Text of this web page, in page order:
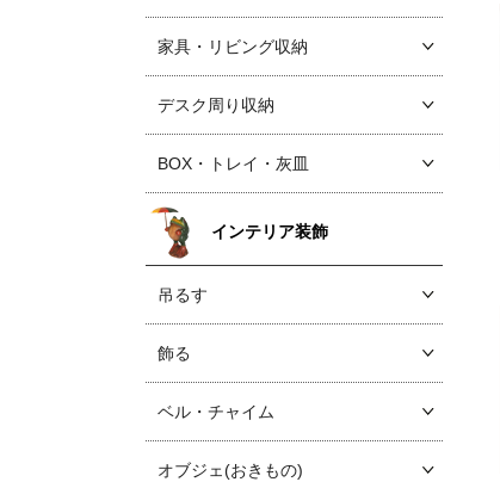
家具・リビング収納
デスク周り収納
BOX・トレイ・灰皿
インテリア装飾
吊るす
飾る
ベル・チャイム
オブジェ(おきもの)